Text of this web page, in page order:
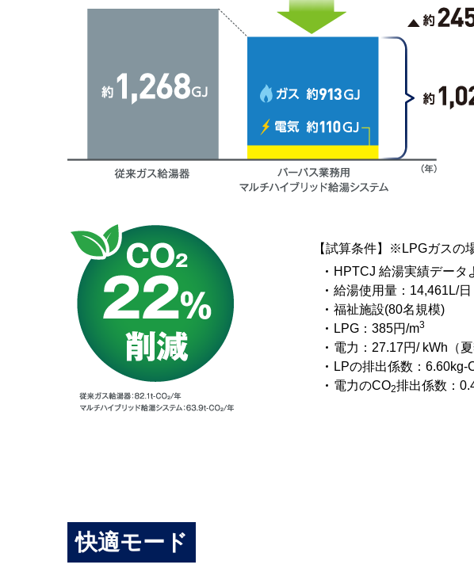
【試算条件】※LPGガスの
HPTCJ 給湯実績データ
給湯使用量：14,461L/
福祉施設(80名規模)
LPG：385円/m3
電力：27.17円/ kWh（
LPの排出係数：6.60kg-
電力のCO2排出係数：
快適モード